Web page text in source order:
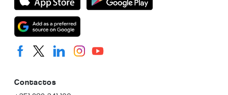
Contactos